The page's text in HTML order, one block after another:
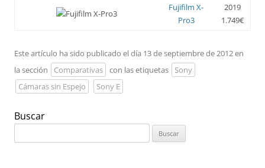
Fujifilm X-
Pro3
2019
1.749€
Este artículo ha sido publicado el día 13 de septiembre de 2012 en
la sección
Comparativas con las etiquetas
Sony
Cámaras sin Espejo
Sony E
Buscar